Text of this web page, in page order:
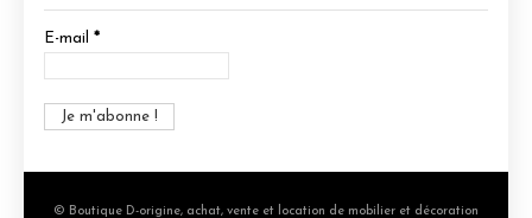
E-mail *
© Boutique D-origine, achat, vente et location de mobilier et décoration